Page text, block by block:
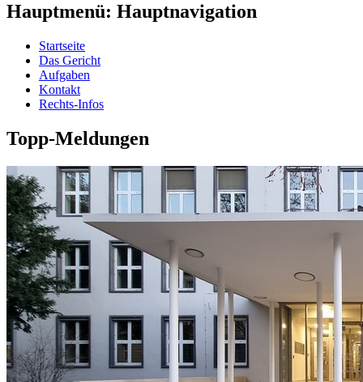
Hauptmenü: Hauptnavigation
Startseite
Das Gericht
Aufgaben
Kontakt
Rechts-Infos
Topp-Meldungen